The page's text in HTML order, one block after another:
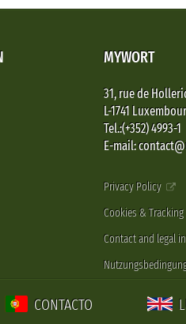
MYWORT
31, rue de
L-1741
Tel.:(+352) 4993-1
E-mail:
Privacy Policy
Cookies & Tracking
Contact and legal
CONTACTO